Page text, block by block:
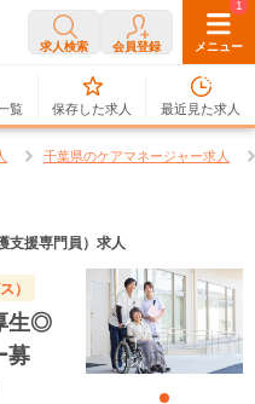
求人検索 会員登録 メニュー
覧
0
保存した求人
1
最近見た求人
千葉県のケアマネージャー求人
支援専門員）求人
）
生◎
募